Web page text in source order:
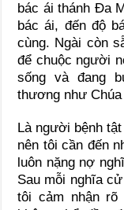
bác ái thánh Đa
bác ái, đến độ
cùng. Ngài còn
để chuộc người
sống và đang
thương như Chúa
Là người bệnh
nên tôi cần đến
luôn nặng nợ
Sau mỗi nghĩa
tôi cảm nhận